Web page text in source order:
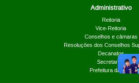
Administrativo
Reitoria
Vice-Reitoria
Conselhos e câmaras
Resoluções dos Conselhos
Decanatos
Secretarias
Prefeitura da UnB